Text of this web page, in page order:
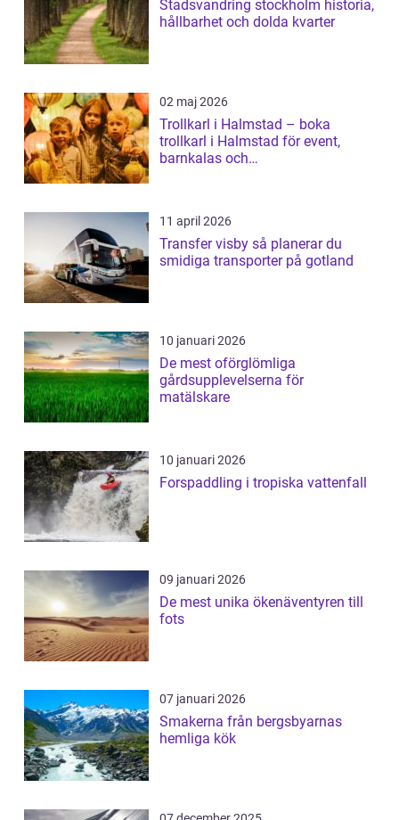
Stadsvandring stockholm historia,
hållbarhet och dolda kvarter
02 maj 2026
Trollkarl i Halmstad – boka
trollkarl i Halmstad för event,
barnkalas och
11 april 2026
Transfer visby så planerar du
smidiga transporter på gotland
10 januari 2026
De mest oförglömliga
gårdsupplevelserna för
matälskare
10 januari 2026
Forspaddling i tropiska vattenfall
09 januari 2026
De mest unika ökenäventyren till
fots
07 januari 2026
Smakerna från bergsbyarnas
hemliga kök